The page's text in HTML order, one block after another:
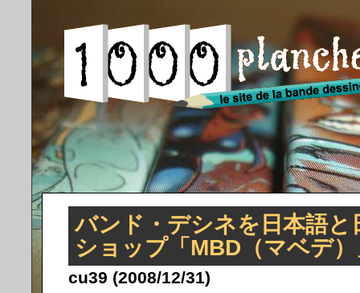
バンド・デシネを日本語と
ショップ「MBD（マベデ
cu39 (2008/12/31)